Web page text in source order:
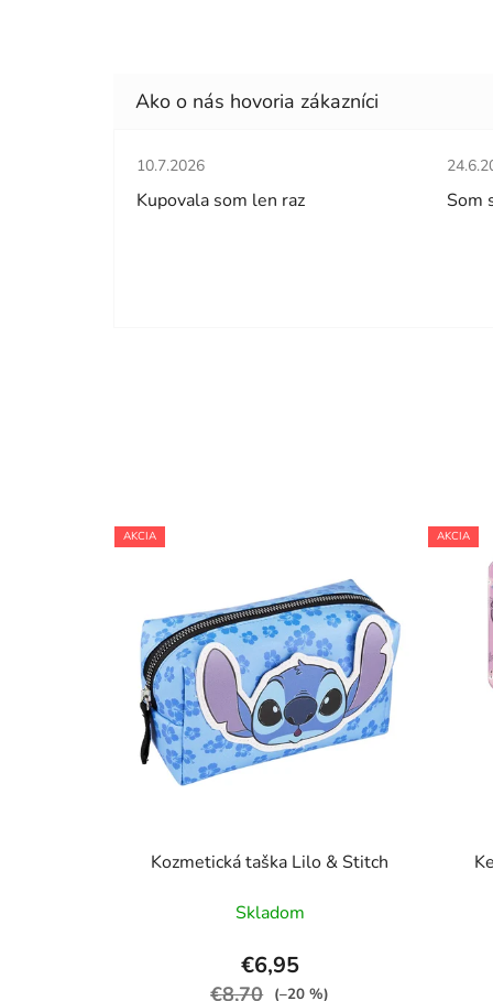
Hodnotenie obchodu je 5 z 5 hviezdičiek.
10.7.2026
Kupovala som len raz Som
AKCIA
Kozmetická taška Lilo & Stitch
Skladom
€6,95
€8,70 (–20 %)
AKCIA